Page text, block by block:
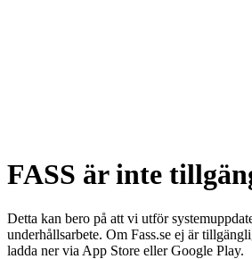
FASS är inte
Detta kan bero på att vi utför
underhållsarbete. Om Fass.se ej är
ladda ner via App Store eller Google Play.